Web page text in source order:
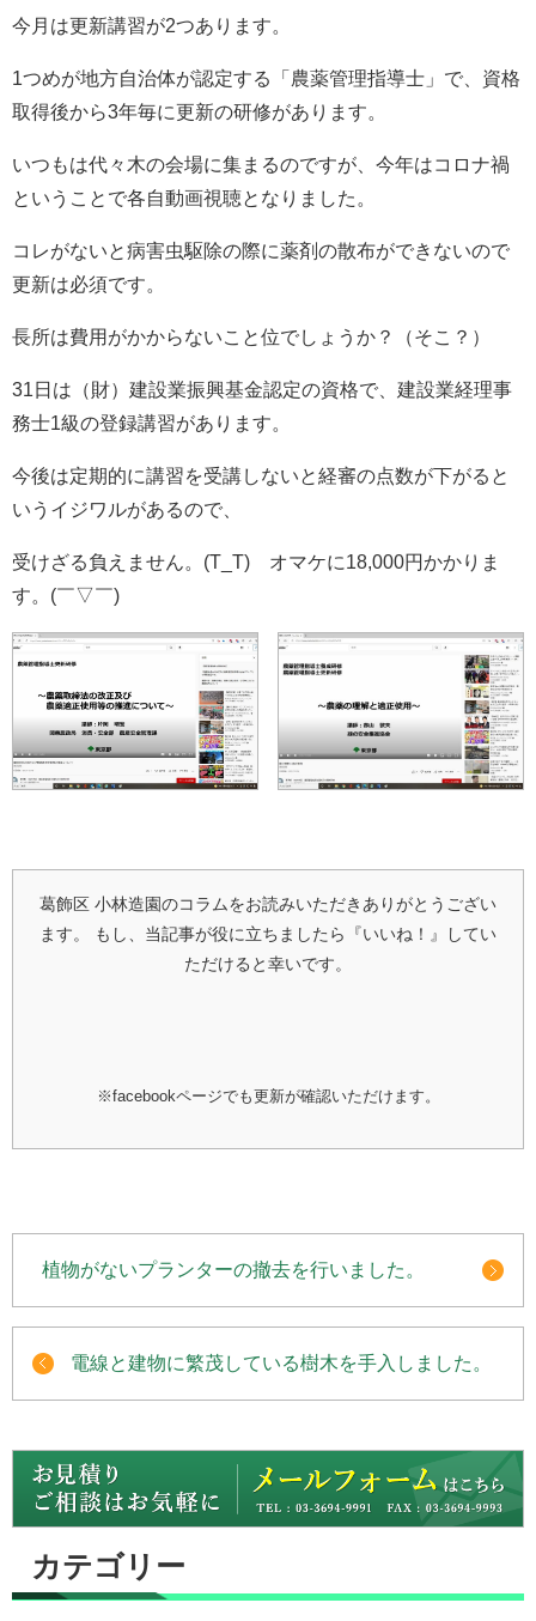
今月は更新講習が2つあります。
1つめが地方自治体が認定する「農薬管理指導士」で、資格
取得後から3年毎に更新の研修があります。
いつもは代々木の会場に集まるのですが、今年はコロナ禍
ということで各自動画視聴となりました。
コレがないと病害虫駆除の際に薬剤の散布ができないので
更新は必須です。
長所は費用がかからないこと位でしょうか？（そこ？）
31日は（財）建設業振興基金認定の資格で、建設業経理事
務士1級の登録講習があります。
今後は定期的に講習を受講しないと経審の点数が下がると
いうイジワルがあるので、
受けざる負えません。(T_T) オマケに18,000円かかりま
す。(￣▽￣)
葛飾区 小林造園のコラムをお読みいただきありがとうござい
ます。
もし、当記事が役に立ちましたら『いいね！』してい
ただけると幸いです。
※facebookページでも更新が確認いただけます。
植物がないプランターの撤去を行いました。
電線と建物に繁茂している樹木を手入しました。
カテゴリー